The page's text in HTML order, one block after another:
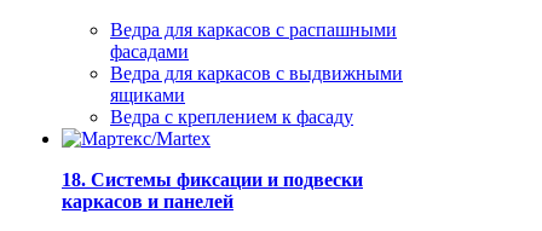
Ведра для каркасов с распашными
фасадами
Ведра для каркасов с выдвижными
ящиками
Ведра с креплением к фасаду
18. Системы фиксации и подвески
каркасов и панелей